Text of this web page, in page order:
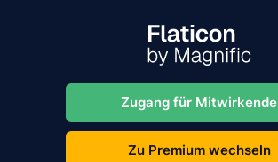
Zugang für Mitwirkende
Zu Premium wechseln